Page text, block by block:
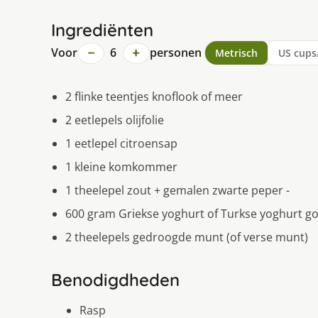
Ingrediënten
Voor − 6 + personen Metrisch US
2 flinke teentjes knoflook of meer
2 eetlepels olijfolie
1 eetlepel citroensap
1 kleine komkommer
1 theelepel zout + gemalen zwarte peper -
600 gram Griekse yoghurt of Turkse yoghurt
2 theelepels gedroogde munt (of verse munt)
Benodigdheden
Rasp